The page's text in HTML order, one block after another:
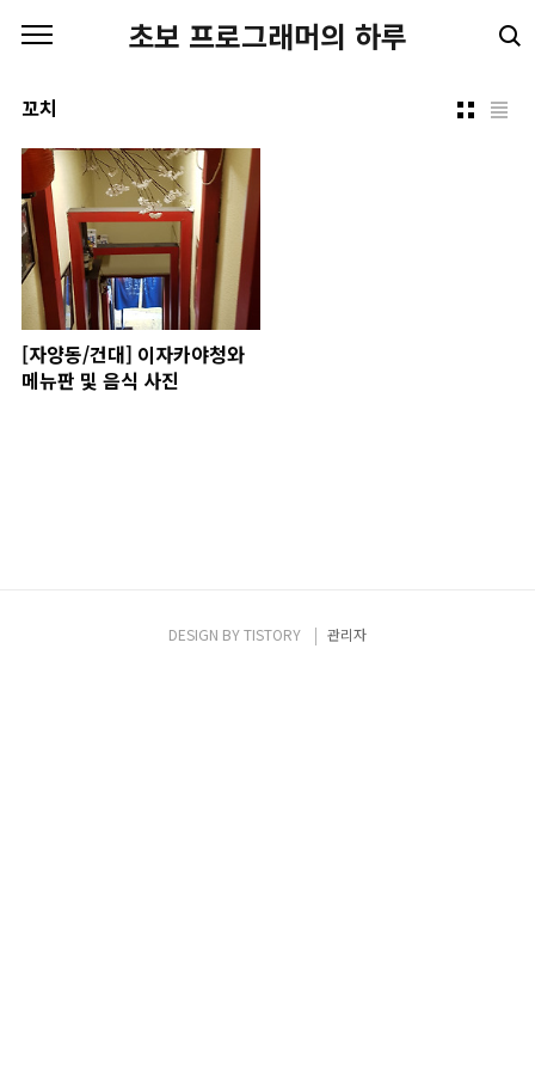
초보 프로그래머의 하루
꼬치
[자양동/건대] 이자카야청와
메뉴판 및 음식 사진
DESIGN BYTISTORY 관리자